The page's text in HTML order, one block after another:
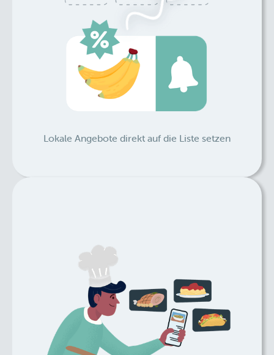
Lokale Angebote direkt auf die Liste setzen